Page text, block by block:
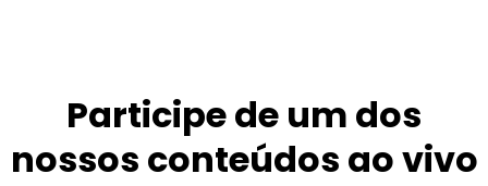
Participe de um dos
nossos conteúdos ao vivo